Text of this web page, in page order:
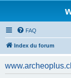
FAQ
Index du forum